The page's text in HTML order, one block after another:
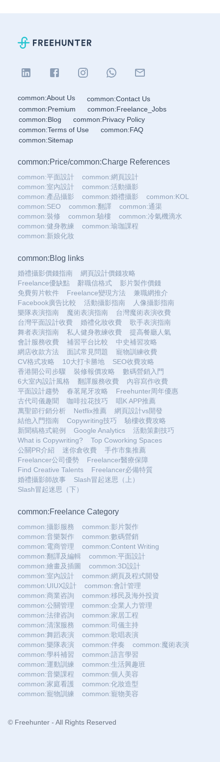
common:About Us
common:Contact Us
common:Premium
common:Freelance_Jobs
common:Blog
common:Privacy Policy
common:Terms of Use
common:FAQ
common:Sitemap
common:Price/common:Charge References
common:平面設計
common:網頁設計
common:室內設計
common:活動攝影
common:產品攝影
common:婚禮攝影
common:KOL
common:SEO
common:翻譯
common:通渠
common:裝修
common:驗樓
common:冷氣機滴水
common:健身教練
common:瑜珈課程
common:新娘化妝
common:Blog links
婚禮攝影價錢指南
網頁設計價錢攻略
Freelance優缺點
辭職信格式
影片製作價錢
免費剪片軟件
Freelance變現方法
兼職網推介
Facebook廣告比較
活動攝影指南
人像攝影指南
樂隊表演指南
魔術表演指南
台灣魔術表演收費
台灣平面設計收費
婚禮化妝收費
歌手表演指南
舞者表演指南
私人健身教練收費
提高餐廳人氣
會計服務收費
補習平台比較
中史補習攻略
網店收款方法
面試常見問題
寵物訓練收費
CV格式攻略
10大打卡勝地
SEO收費攻略
香港開公司步驟
裝修報價攻略
數碼營銷入門
6大室內設計風格
翻譯服務收費
內容寫作收費
平面設計趨勢
春茗尾牙攻略
Freehunter周年優惠
古代司儀趣聞
咖啡拉花技巧
唱K APP推薦
萬聖節行銷分析
Netflix推薦
網頁設計vs開發
結他入門指南
Copywriting技巧
驗樓收費攻略
新聞稿格式範例
Google Analytics
活動策劃技巧
What is Copywriting?
Top Coworking Spaces
公關PR介紹
迷你倉收費
手作市集推薦
Freelancer公司優勢
Freelancer醫療保障
Find Creative Talents
Freelancer必備特質
婚禮攝影師故事
Slash冒起迷思（上）
Slash冒起迷思（下）
common:Freelance Category
common:攝影服務
common:影片製作
common:音樂製作
common:數碼營銷
common:電商管理
common:Content Writing
common:翻譯及編輯
common:平面設計
common:繪畫及插圖
common:3D設計
common:室內設計
common:網頁及程式開發
common:UIUX設計
common:會計管理
common:商業咨詢
common:移民及海外投資
common:公關管理
common:企業人力管理
common:法律咨詢
common:家居工程
common:清潔服務
common:司儀主持
common:舞蹈表演
common:歌唱表演
common:樂隊表演
common:伴奏
common:魔術表演
common:學科補習
common:語言學習
common:運動訓練
common:生活興趣班
common:音樂課程
common:個人美容
common:家庭看護
common:化妝造型
common:寵物訓練
common:寵物美容
© Freehunter - All Rights Reserved